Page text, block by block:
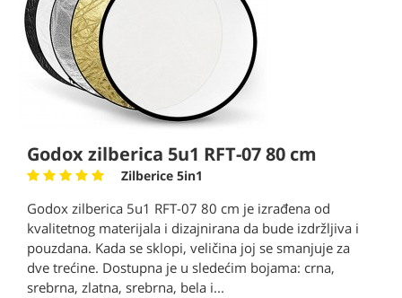
Godox zilberica 5u1 RFT-07 80 cm
Zilberice 5in1
Godox zilberica 5u1 RFT-07 80 cm je izrađena od
kvalitetnog materijala i dizajnirana da bude izdržljiva i
pouzdana. Kada se sklopi, veličina joj se smanjuje za
dve trećine. Dostupna je u sledećim bojama: crna,
srebrna, zlatna, srebrna, bela i...